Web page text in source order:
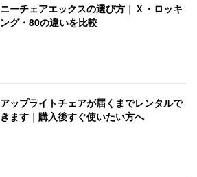
ニーチェアエックスの選び方｜Ｘ・ロッキ
ング・80の違いを比較
アップライトチェアが届くまでレンタルで
きます｜購入後すぐ使いたい方へ